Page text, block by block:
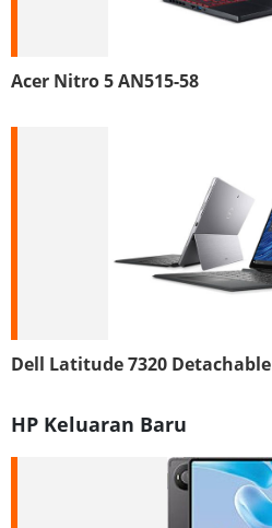
Acer Nitro 5 AN515-58
Dell Latitude 7320 Detachable
HP Keluaran Baru